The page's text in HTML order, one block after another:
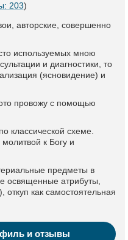
203)
авторские, совершенно
используемых мною
и диагностики, то
(ясновидение) и
провожу с помощью
классической схеме.
к Богу и
предметы в
освященные атрибуты,
откуп как самостоятельная
и отзывы